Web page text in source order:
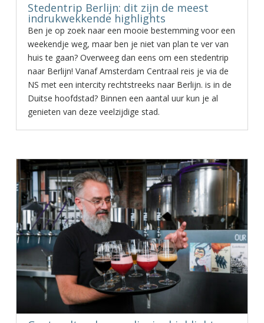
Stedentrip Berlijn: dit zijn de meest
indrukwekkende highlights
Ben je op zoek naar een mooie bestemming voor een
weekendje weg, maar ben je niet van plan te ver van
huis te gaan? Overweeg dan eens om een stedentrip
naar Berlijn! Vanaf Amsterdam Centraal reis je via de
NS met een intercity rechtstreeks naar Berlijn. is in de
Duitse hoofdstad? Binnen een aantal uur kun je al
genieten van deze veelzijdige stad.